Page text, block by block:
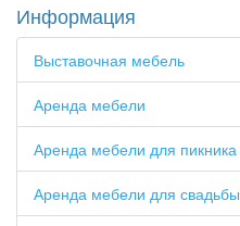
Информация
Выставочная мебель
Аренда мебели
Аренда мебели для пикника
Аренда мебели для свадьбы